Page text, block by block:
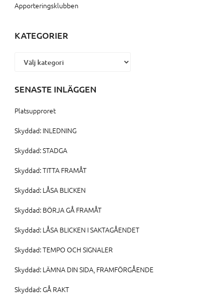
Apporteringsklubben
KATEGORIER
Kategorier
SENASTE INLÄGGEN
Platsupproret
Skyddad: INLEDNING
Skyddad: STADGA
Skyddad: TITTA FRAMÅT
Skyddad: LÅSA BLICKEN
Skyddad: BÖRJA GÅ FRAMÅT
Skyddad: LÅSA BLICKEN I SAKTAGÅENDET
Skyddad: TEMPO OCH SIGNALER
Skyddad: LÄMNA DIN SIDA, FRAMFÖRGÅENDE
Skyddad: GÅ RAKT